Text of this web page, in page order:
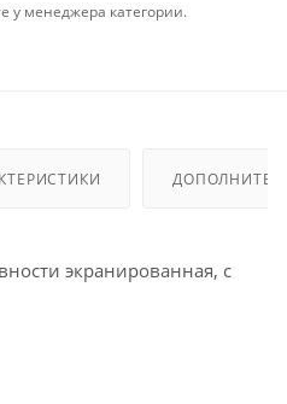
у менеджера категории.
экранированная, с